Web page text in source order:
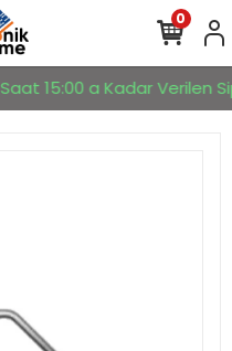
Saat 15:00 a Kadar Verilen
0